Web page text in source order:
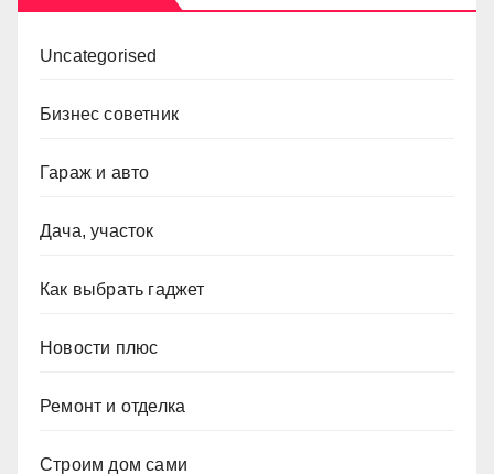
Uncategorised
Бизнес советник
Гараж и авто
Дача, участок
Как выбрать гаджет
Новости плюс
Ремонт и отделка
Строим дом сами